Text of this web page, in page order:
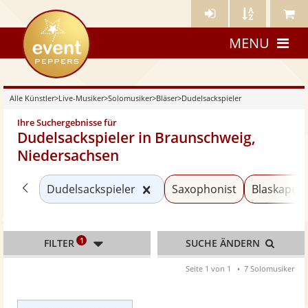
Künstler- Künstler Meine
eventpeppers
MENU
Alle Künstler>Live-Musiker>Solomusiker>Bläser>Dudelsackspieler
Ihre Suchergebnisse für
Dudelsackspieler in Braunschweig,
Niedersachsen
Zurück zu «Bläser»
Dudelsackspieler Kategorie
Saxophonist
FILTER 1 SUCHE ÄNDERN
Seite 1 von 1 7 Solomusiker